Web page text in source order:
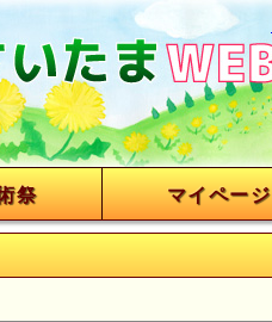
す
祭 マイページ